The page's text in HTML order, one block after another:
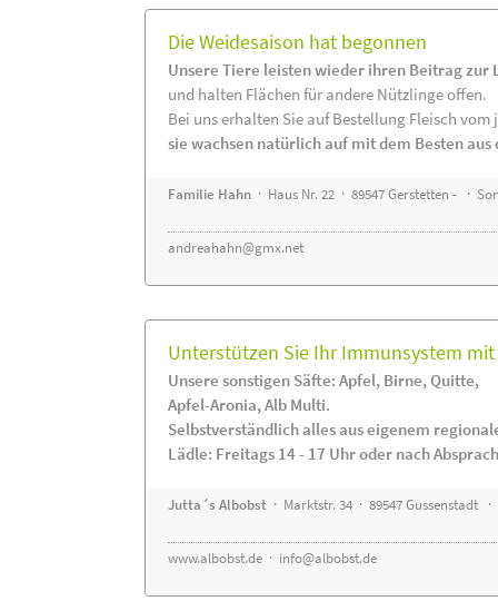
Die Weidesaison hat begonnen
Unsere Tiere leisten wieder ihren Beitrag zur
und halten Flächen für andere Nützlinge offen.
Bei uns erhalten Sie auf Bestellung Fleisch
sie wachsen natürlich auf mit dem Besten aus
Familie Hahn · Haus Nr. 22 · 89547 Gerstetten - ·
andreahahn@gmx.net
Unterstützen Sie Ihr Immunsystem
Unsere sonstigen Säfte: Apfel, Birne, Quitte,
Apfel-Aronia, Alb Multi.
Selbstverständlich alles aus eigenem
Lädle: Freitags 14 - 17 Uhr oder nach
Jutta´s Albobst · Marktstr. 34 · 89547 Gussenstadt ·
www.albobst.de · info@albobst.de